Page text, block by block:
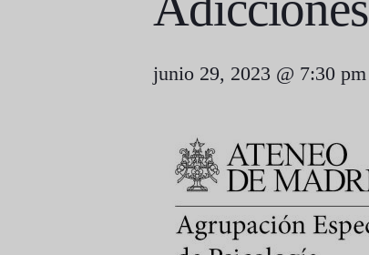
junio 29, 2023 @ 7:30 pm